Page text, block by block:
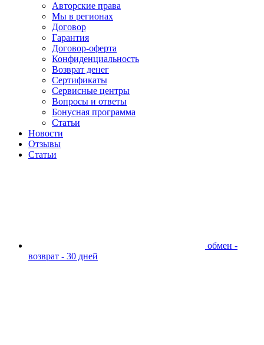
Авторские права
Мы в регионах
Договор
Гарантия
Договор-оферта
Конфиденциальность
Возврат денег
Сертификаты
Сервисные центры
Вопросы и ответы
Бонусная программа
Статьи
Новости
Отзывы
Статьи
обмен -
возврат - 30 дней